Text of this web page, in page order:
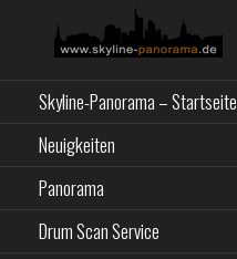
SKYLINE-
PANORAMA.DE
Skyline-Panorama – Startseite
Neuigkeiten
Panorama
Drum Scan Service